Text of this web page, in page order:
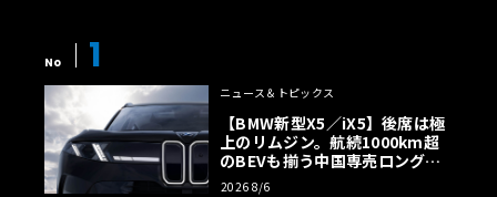
No 1
ニュース＆トピックス
【BMW新型X5／iX5】後席は極
上のリムジン。航続1000km超
のBEVも揃う中国専売ロング仕
様の全貌
2026 8/6